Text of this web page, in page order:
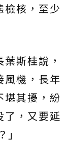
檢核，至少
斯桂說，
風機，長年
堪其擾，紛
了，又要延